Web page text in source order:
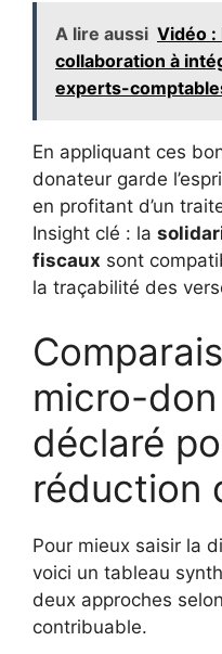
A lire aussi Vidéo :
collaboration à
experts-
En appliquant ces
donateur garde
en profitant d’un
Insight clé : la
fiscaux sont
la traçabilité des
micro-
déclaré
réduction
Pour mieux saisir la
voici un tableau
deux approches
contribuable.